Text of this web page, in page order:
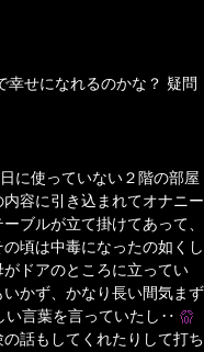
せになれるのかな？ 疑問
に使っていない２階の部屋
容に引き込まれてオナニー
ブルが立て掛けてあって、
頃は中毒になったの如くし
ドアのところに立ってい
かず、かなり長い間気まず
い言葉を言っていたし‥
話もしてくれたりして打ち